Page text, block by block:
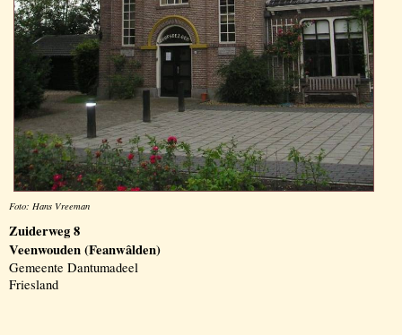
Foto: Hans Vreeman
Zuiderweg 8
Veenwouden (Feanwâlden)
Gemeente Dantumadeel
Friesland